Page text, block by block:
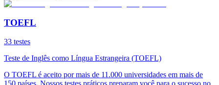
TOEFL
33 testes
Teste de Inglês como Língua Estrangeira (TOEFL)
O TOEFL é aceito por mais de 11.000 universidades em mais de
150 países. Nossos testes práticos preparam você para o sucesso no